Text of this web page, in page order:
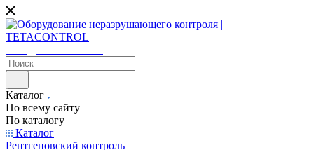
Каталог
По всему сайту
По каталогу
Каталог
Рентгеновский контроль